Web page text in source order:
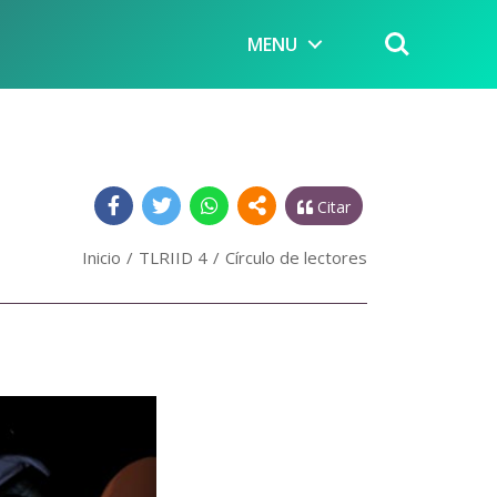
MENU
Citar
Inicio TLRIID 4 Círculo de lectores